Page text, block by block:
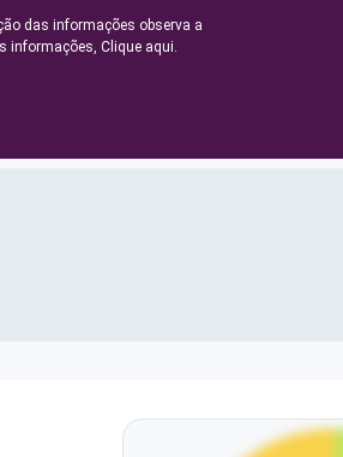
das informações observa a
informações, Clique aqui.